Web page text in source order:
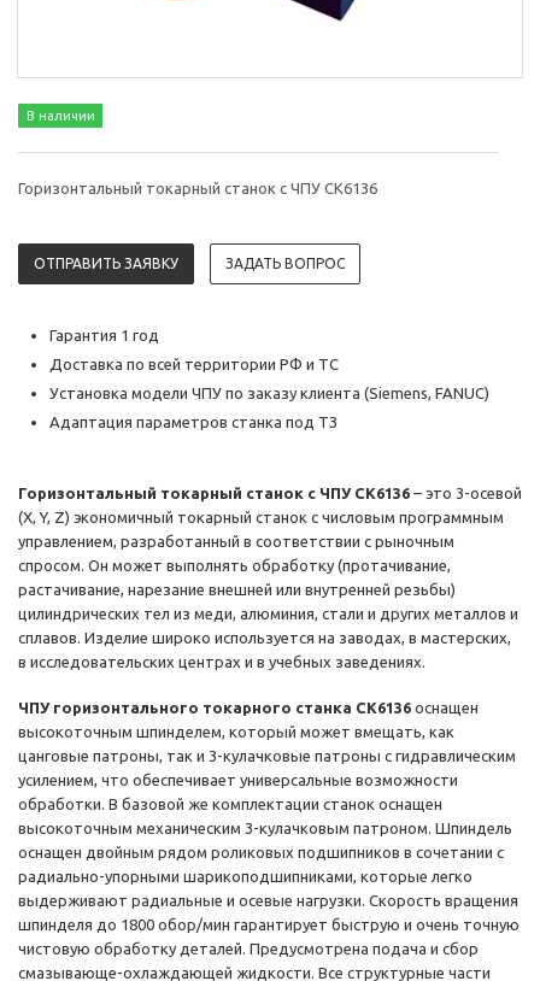
В наличии
Горизонтальный токарный станок с ЧПУ CK6136
ОТПРАВИТЬ ЗАЯВКУ ЗАДАТЬ ВОПРОС
Гарантия 1 год
Доставка по всей территории РФ и ТС
Установка модели ЧПУ по заказу клиента (Siemens, FANUC)
Адаптация параметров станка под ТЗ
Горизонтальный токарный станок с ЧПУ CK6136 – это 3-осевой
(X, Y, Z) экономичный токарный станок с числовым программным
управлением, разработанный в соответствии с рыночным
спросом. Он может выполнять обработку (протачивание,
растачивание, нарезание внешней или внутренней резьбы)
цилиндрических тел из меди, алюминия, стали и других металлов и
сплавов. Изделие широко используется на заводах, в мастерских,
в исследовательских центрах и в учебных заведениях.
ЧПУ горизонтального токарного станка CK6136 оснащен
высокоточным шпинделем, который может вмещать, как
цанговые патроны, так и 3-кулачковые патроны с гидравлическим
усилением, что обеспечивает универсальные возможности
обработки. В базовой же комплектации станок оснащен
высокоточным механическим 3-кулачковым патроном. Шпиндель
оснащен двойным рядом роликовых подшипников в сочетании с
радиально-упорными шарикоподшипниками, которые легко
выдерживают радиальные и осевые нагрузки. Скорость вращения
шпинделя до 1800 обор/мин гарантирует быструю и очень точную
чистовую обработку деталей. Предусмотрена подача и сбор
смазывающе-охлаждающей жидкости. Все структурные части